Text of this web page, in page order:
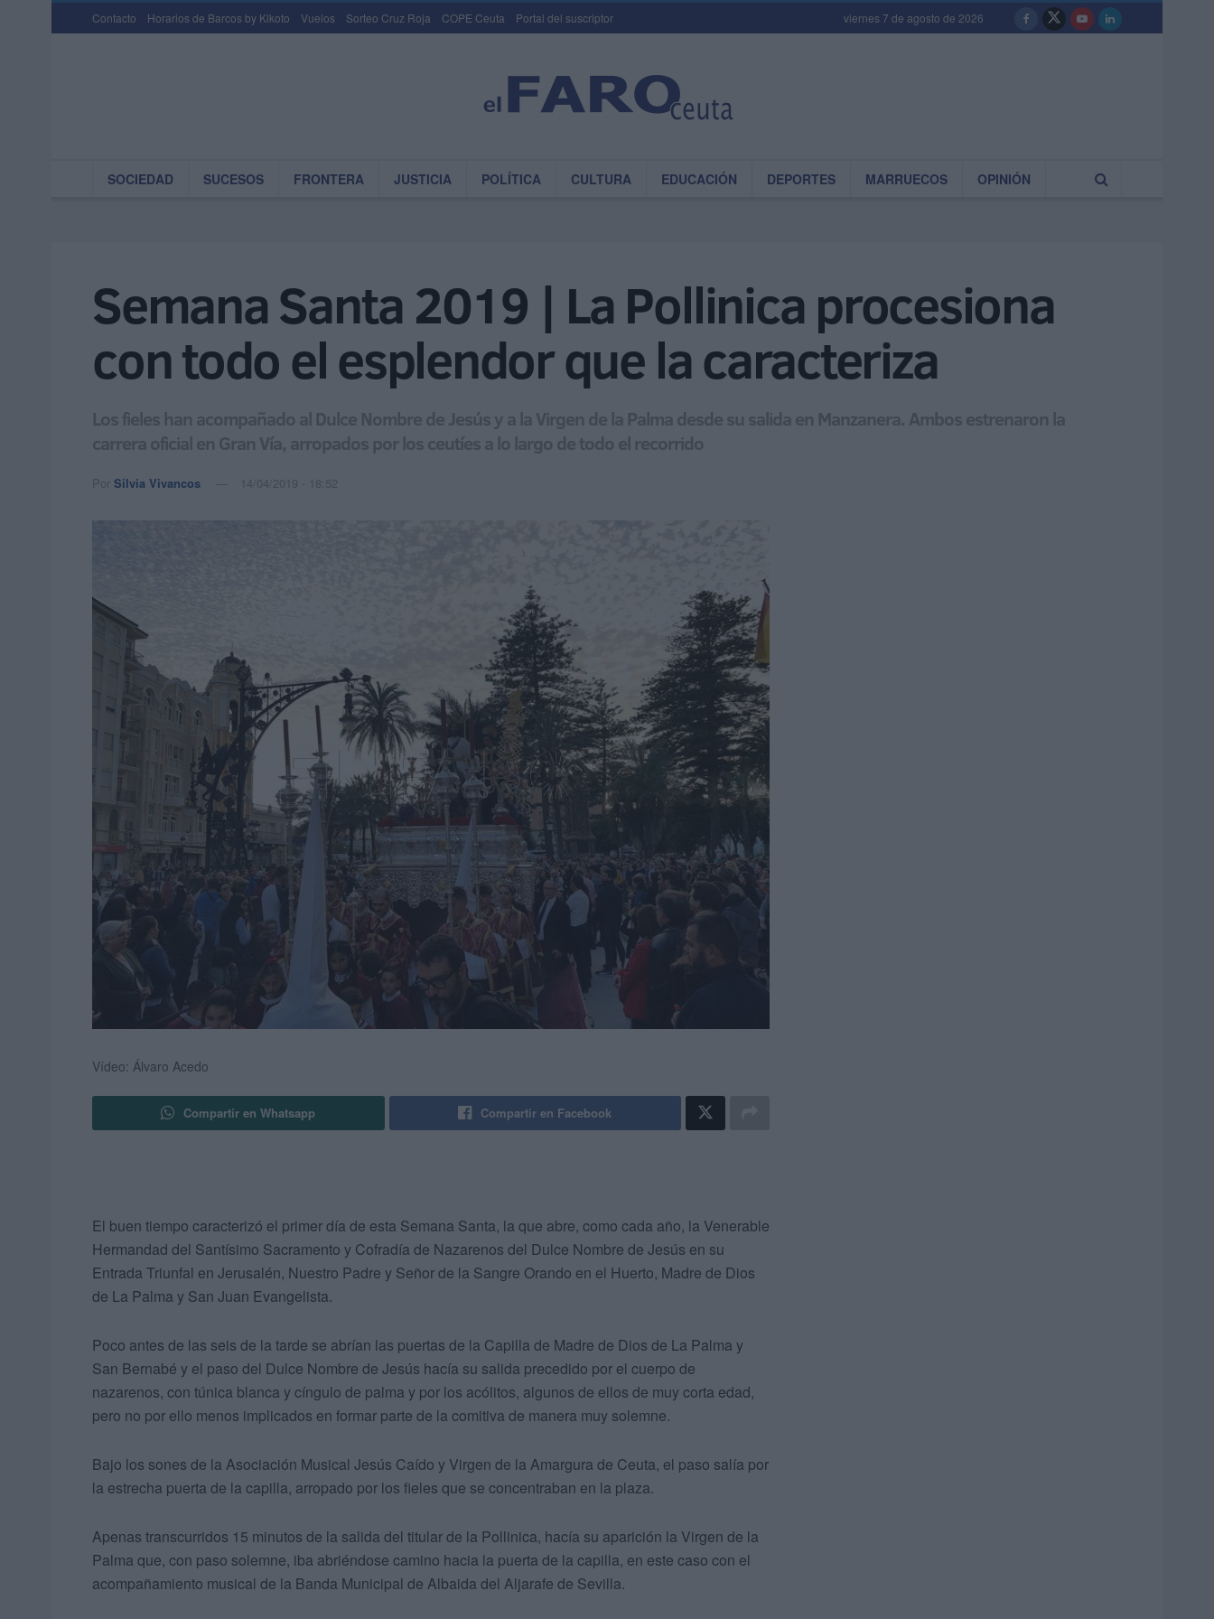
Contacto Horarios de Barcos by Kikoto Vuelos Sorteo Cruz Roja COPE Ceuta Portal del suscriptor viernes 7 de agosto de 2026
SOCIEDAD SUCESOS FRONTERA JUSTICIA POLÍTICA CULTURA EDUCACIÓN DEPORTES MARRUECOS OPINIÓN
Semana Santa 2019 | La Pollinica procesiona
con todo el esplendor que la caracteriza
Los fieles han acompañado al Dulce Nombre de Jesús y a la Virgen de la Palma desde su salida en Manzanera. Ambos estrenaron la
carrera oficial en Gran Vía, arropados por los ceutíes a lo largo de todo el recorrido
Por Silvia Vivancos 14/04/2019 - 18:52
Vídeo: Álvaro Acedo
Compartir en Whatsapp Compartir en Facebook
El buen tiempo caracterizó el primer día de esta Semana Santa, la que abre, como cada año, la Venerable
Hermandad del Santísimo Sacramento y Cofradía de Nazarenos del Dulce Nombre de Jesús en su
Entrada Triunfal en Jerusalén, Nuestro Padre y Señor de la Sangre Orando en el Huerto, Madre de Dios
de La Palma y San Juan Evangelista.
Poco antes de las seis de la tarde se abrían las puertas de la Capilla de Madre de Dios de La Palma y
San Bernabé y el paso del Dulce Nombre de Jesús hacía su salida precedido por el cuerpo de
nazarenos, con túnica blanca y cíngulo de palma y por los acólitos, algunos de ellos de muy corta edad,
pero no por ello menos implicados en formar parte de la comitiva de manera muy solemne.
Bajo los sones de la Asociación Musical Jesús Caído y Virgen de la Amargura de Ceuta, el paso salía por
la estrecha puerta de la capilla, arropado por los fieles que se concentraban en la plaza.
Apenas transcurridos 15 minutos de la salida del titular de la Pollinica, hacía su aparición la Virgen de la
Palma que, con paso solemne, iba abriéndose camino hacia la puerta de la capilla, en este caso con el
acompañamiento musical de la Banda Municipal de Albaida del Aljarafe de Sevilla.